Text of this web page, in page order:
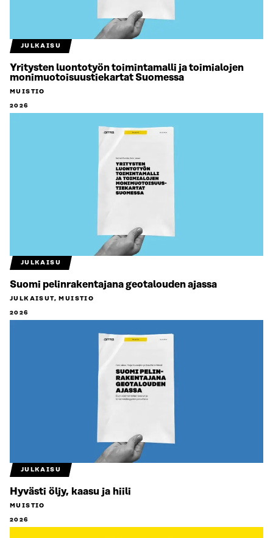
JULKAISU
Yritysten luontotyön toimintamalli ja toimialojen
monimuotoisuustiekartat Suomessa
MUISTIO
2026
JULKAISU
Suomi pelinrakentajana geotalouden ajassa
JULKAISUT, MUISTIO
2026
JULKAISU
Hyvästi öljy, kaasu ja hiili
MUISTIO
2026